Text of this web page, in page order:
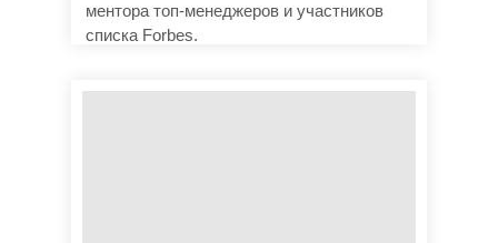
ментора топ-менеджеров и участников
списка Forbes.